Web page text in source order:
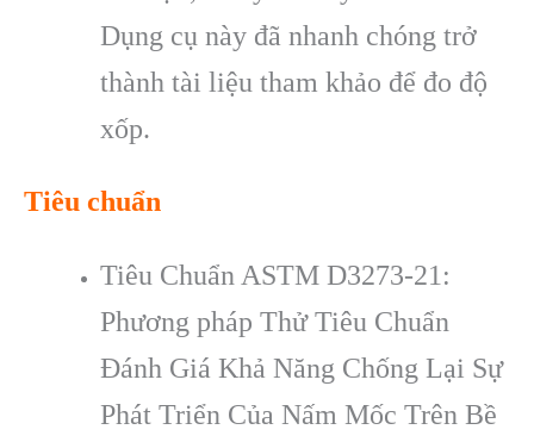
Dụng cụ này đã nhanh chóng trở
thành tài liệu tham khảo để đo độ
xốp.
Tiêu chuẩn
Tiêu Chuẩn ASTM D3273-21:
Phương pháp Thử Tiêu Chuẩn
Đánh Giá Khả Năng Chống Lại Sự
Phát Triển Của Nấm Mốc Trên Bề